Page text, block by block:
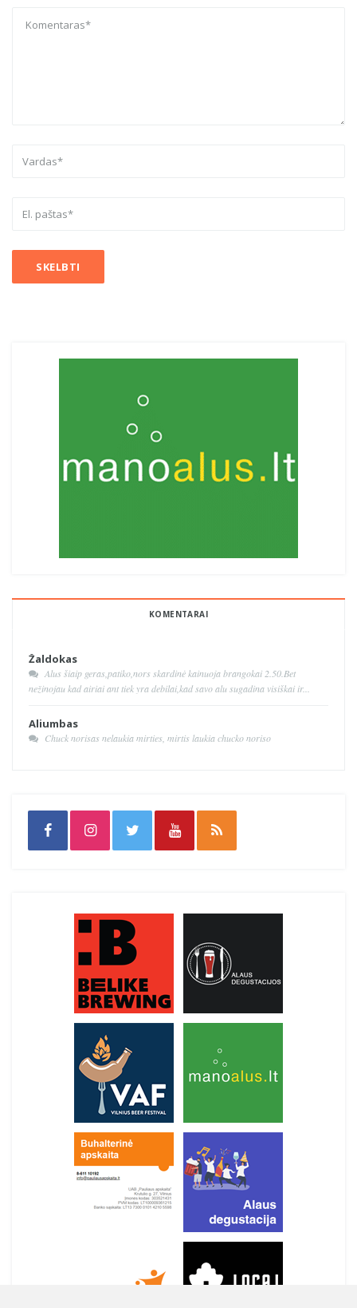
KOMENTARAI
Žaldokas
Alus šiaip geras,patiko,nors skardinė kainuoja brangokai 2.50.Bet
nežinojau kad airiai ant tiek yra debilai,kad savo alu sugadina visiškai ir...
Aliumbas
Chuck norisas nelaukia mirties, mirtis laukia chucko noriso